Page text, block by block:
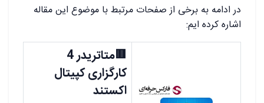
در ادامه به برخی از صفحات مرتبط با موضوع این مقاله
اشاره کرده ایم:
🟥متاتریدر 4
کارگزاری کپیتال
اکستند